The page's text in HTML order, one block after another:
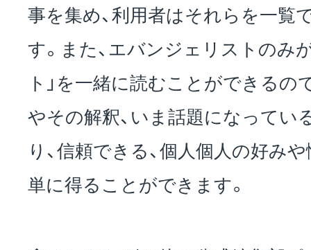
事を集め、利用者はそれらを一覧
す。また、エバンジェリストのみ
ト」を一緒に読むことができるの
やその解釈、いま話題になってい
り、信頼できる、個人個人の好み
単に得ることができます。